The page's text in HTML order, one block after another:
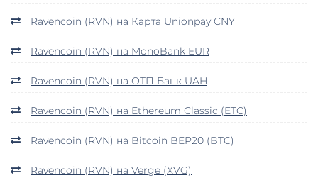
Ravencoin (RVN) на Карта Unionpay CNY
Ravencoin (RVN) на MonoBank EUR
Ravencoin (RVN) на ОТП Банк UAH
Ravencoin (RVN) на Ethereum Classic (ETC)
Ravencoin (RVN) на Bitcoin BEP20 (BTC)
Ravencoin (RVN) на Verge (XVG)